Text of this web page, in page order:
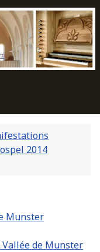
2014
Munster
Vallée de Munster